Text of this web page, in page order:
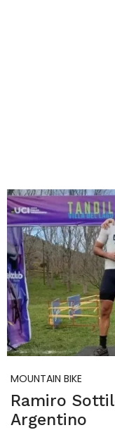
MOUNTAIN BIKE
Ramiro
Argentino